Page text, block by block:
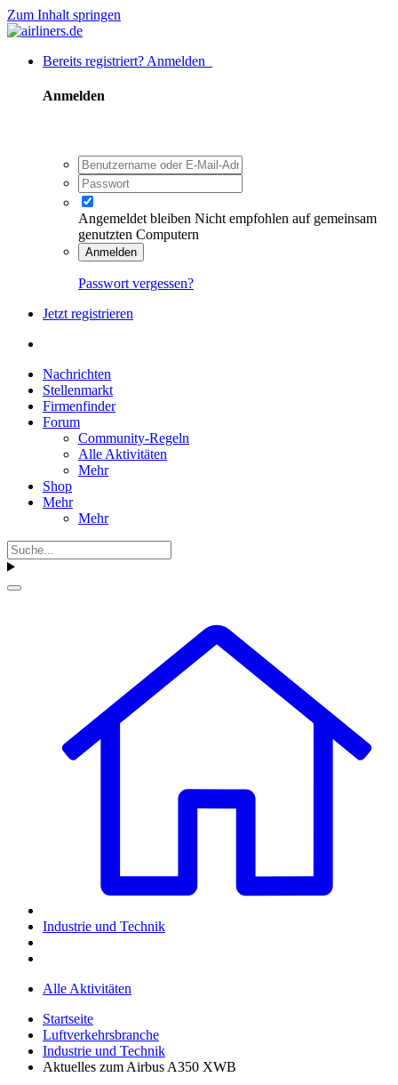
Zum Inhalt springen
Bereits registriert? Anmelden
Anmelden
Angemeldet bleiben Nicht empfohlen auf gemeinsam
genutzten Computern
Anmelden
Passwort vergessen?
Jetzt registrieren
Nachrichten
Stellenmarkt
Firmenfinder
Forum
Community-Regeln
Alle Aktivitäten
Mehr
Shop
Mehr
Mehr
Industrie und Technik
Alle Aktivitäten
Startseite
Luftverkehrsbranche
Industrie und Technik
Aktuelles zum Airbus A350 XWB